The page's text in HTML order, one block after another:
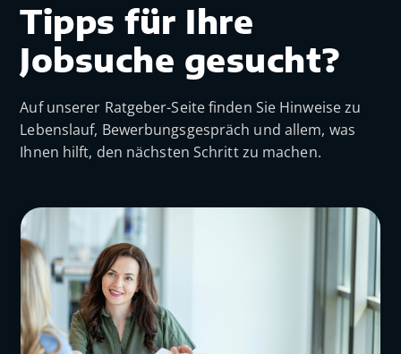
Tipps für Ihre
Jobsuche gesucht?
Auf unserer Ratgeber-Seite finden Sie Hinweise zu
Lebenslauf, Bewerbungsgespräch und allem, was
Ihnen hilft, den nächsten Schritt zu machen.